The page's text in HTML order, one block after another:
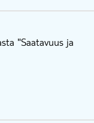
"Saatavuus ja